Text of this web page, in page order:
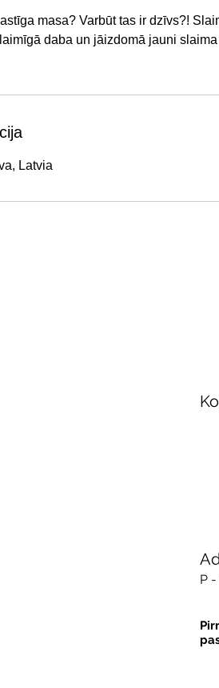
masa? Varbūt tas ir dzīvs?!
daba un jāizdomā jauni
Latvia
P